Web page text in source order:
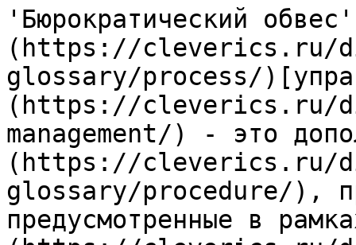
'Бюрократический
(https://cleverics.ru/
glossary/process/
(https://cleverics.ru/
management/) - это
(https://cleverics.ru/
glossary/procedure/),
предусмотренные в